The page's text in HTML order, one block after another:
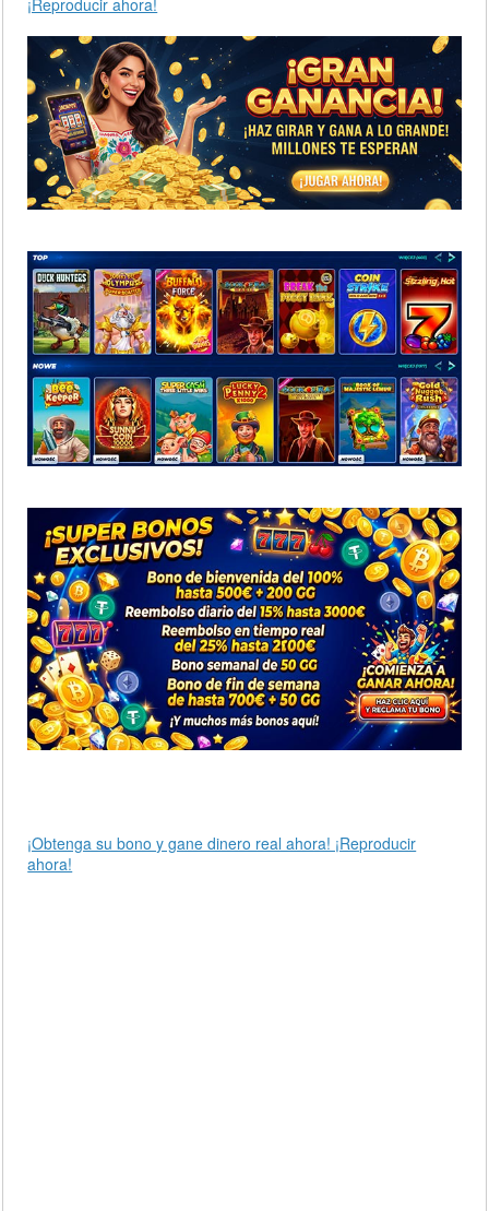
¡Obtenga su bono y gane dinero real ahora! ¡Reproducir
ahora!